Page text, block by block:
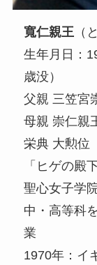
寬仁親王 （
生年月日：
歳没）
父親 三笠宮
母親 崇仁親
栄典 大勲位
「ヒゲの殿
聖心女子学
中・高等科
業
1970年：イ